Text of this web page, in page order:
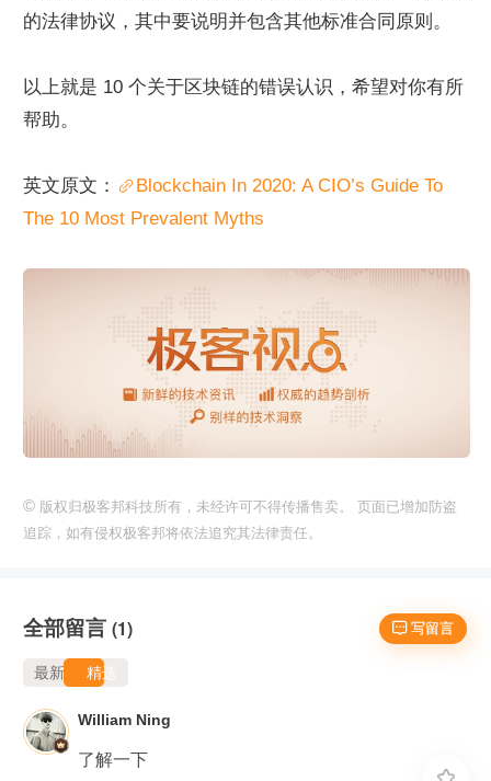
的法律协议，其中要说明并包含其他标准合同原则。
以上就是 10 个关于区块链的错误认识，希望对你有所
帮助。
英文原文：
Blockchain In 2020: A CIO’s Guide To
The 10 Most Prevalent Myths
© 版权归极客邦科技所有，未经许可不得传播售卖。 页面已增加防盗
追踪，如有侵权极客邦将依法追究其法律责任。
 写留言
全部留言 (1)
最新 精选
William Ning
了解一下